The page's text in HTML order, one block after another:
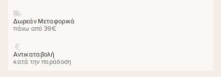
Δωρεάν Μεταφορικά
πάνω από 39€
Αντικαταβολή
κατά την παράδοση